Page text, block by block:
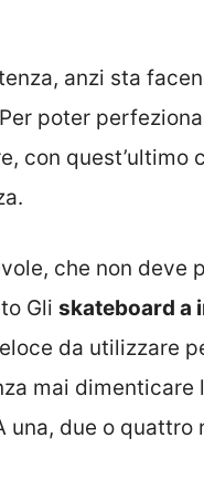
anzi sta
poter
con quest’ultimo
che non deve
Gli skateboard a
da utilizzare
mai dimenticare
due o quattro